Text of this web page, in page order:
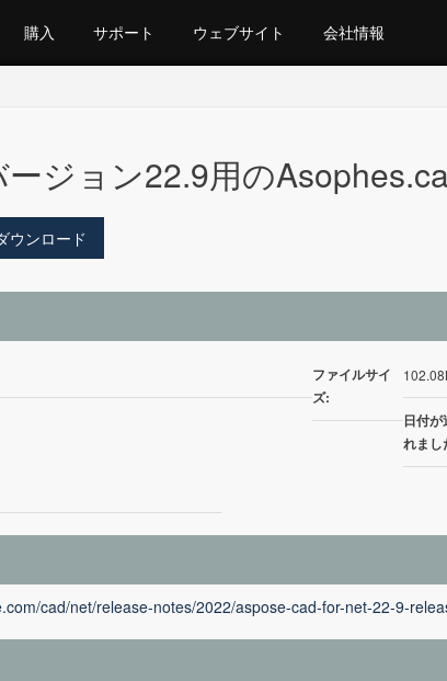
購入 サポート ウェブサイト 会社情報
ジョン22.9用の
ウンロード
ファイルサイ
ズ:
日付が
れまし
cad/net/release-notes/2022/aspose-cad-for-net-22-9-